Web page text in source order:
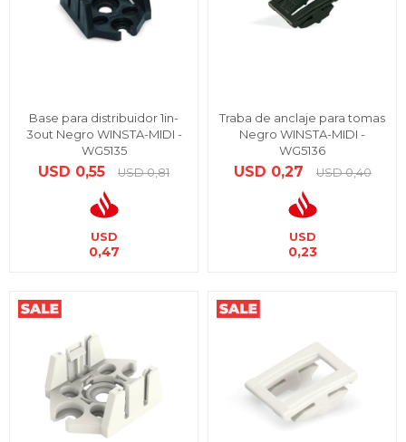
Base para distribuidor 1in-
3out Negro WINSTA-MIDI -
WG5135
USD 0,55 USD 0,81
USD
0,47
Traba de anclaje para tomas
Negro WINSTA-MIDI -
WG5136
USD 0,27 USD 0,40
USD
0,23